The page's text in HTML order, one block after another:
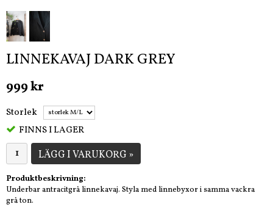
LINNEKAVAJ DARK GREY
999 kr
Storlek
FINNS I LAGER
LÄGG I VARUKORG »
Produktbeskrivning:
Underbar antracitgrå linnekavaj. Styla med linnebyxor i samma vackra
grå ton.